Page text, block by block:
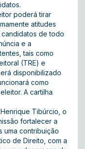
poderá tirar
atitudes
de todo
e a
tais como
(TRE) e
disponibilizado
como
A cartilha
Tibúrcio, o
fortalecer a
uma contribuição
de Direito, com a